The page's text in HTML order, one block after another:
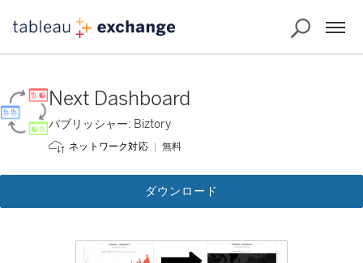
Next Dashboard
パブリッシャー: Biztory
ネットワーク対応 無料
ダウンロード